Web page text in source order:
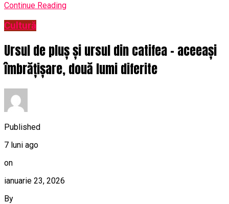
Continue Reading
Cultură
Ursul de pluș și ursul din catifea – aceeași
îmbrățișare, două lumi diferite
Published
7 luni ago
on
ianuarie 23, 2026
By